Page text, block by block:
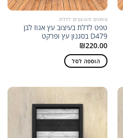
טפטים מעוצבים לדלת
טפט לדלת בעיצוב עץ אגוז לבן
D479 בסגנון עץ ופרקט
₪220.00
הוספה לסל